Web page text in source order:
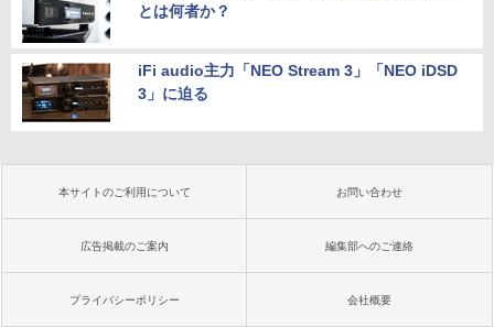
とは何者か？
iFi audio主力「NEO Stream 3」「NEO iDSD
3」に迫る
本サイトのご利用について お問い合わせ
広告掲載のご案内 編集部へのご連絡
プライバシーポリシー 会社概要